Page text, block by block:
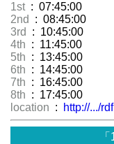
1st : 07:45:00
2nd
: 08:45:00
3rd
: 10:45:00
4th : 11:45:00
5th : 13:45:00
6th : 14:45:00
7th : 16:45:00
8th : 17:45:00
location : http://.../